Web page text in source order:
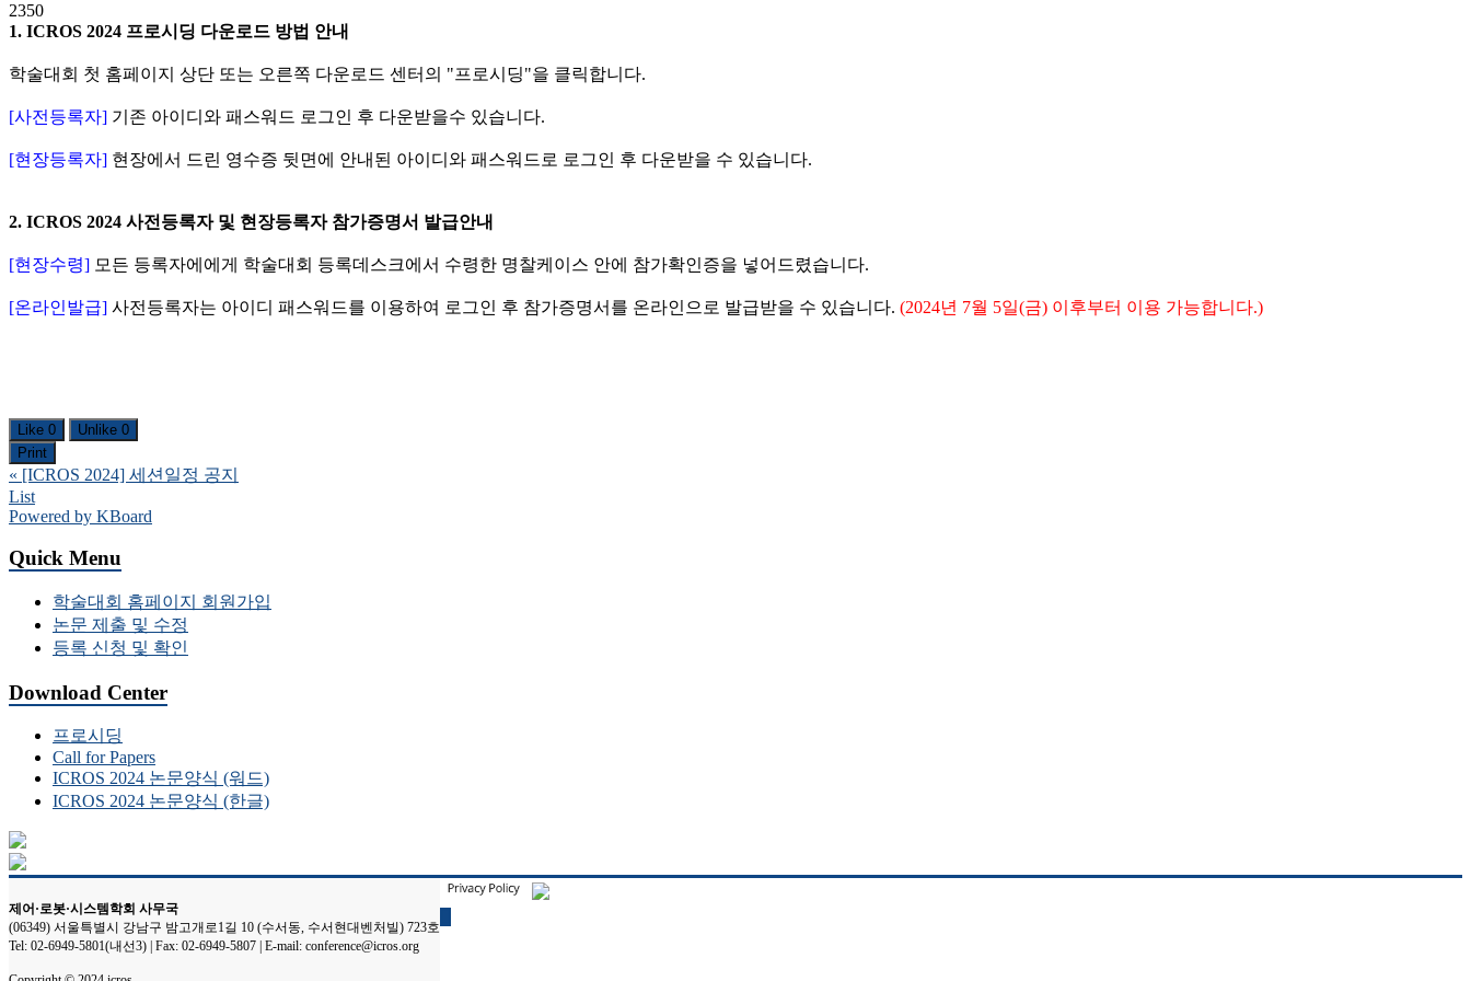
2350
1. ICROS 2024 프로시딩 다운로드 방법 안내
학술대회 첫 홈페이지 상단 또는 오른쪽 다운로드 센터의 "프로시딩"을 클릭합니다.
[사전등록자] 기존 아이디와 패스워드 로그인 후 다운받을수 있습니다.
[현장등록자] 현장에서 드린 영수증 뒷면에 안내된 아이디와 패스워드로 로그인 후 다운받을 수 있습니다.
2. ICROS 2024 사전등록자 및 현장등록자 참가증명서 발급안내
[현장수령] 모든 등록자에에게 학술대회 등록데스크에서 수령한 명찰케이스 안에 참가확인증을 넣어드렸습니다.
[온라인발급] 사전등록자는 아이디 패스워드를 이용하여 로그인 후 참가증명서를 온라인으로 발급받을 수 있습니다. (2024년 7월 5일(금) 이후부터 이용 가능합니다.)
Like 0 Unlike 0
Print
« [ICROS 2024] 세션일정 공지
List
Powered by KBoard
Quick Menu
학술대회 홈페이지 회원가입
논문 제출 및 수정
등록 신청 및 확인
Download Center
프로시딩
Call for Papers
ICROS 2024 논문양식 (워드)
ICROS 2024 논문양식 (한글)
제어·로봇·시스템학회 사무국
(06349) 서울특별시 강남구 밤고개로1길 10 (수서동, 수서현대벤처빌) 723호
Tel: 02-6949-5801(내선3) | Fax: 02-6949-5807 | E-mail: conference@icros.org